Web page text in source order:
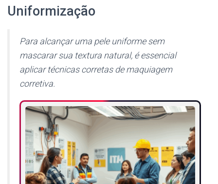
Uniformização
Para alcançar uma pele uniforme sem
mascarar sua textura natural, é essencial
aplicar técnicas corretas de maquiagem
corretiva.